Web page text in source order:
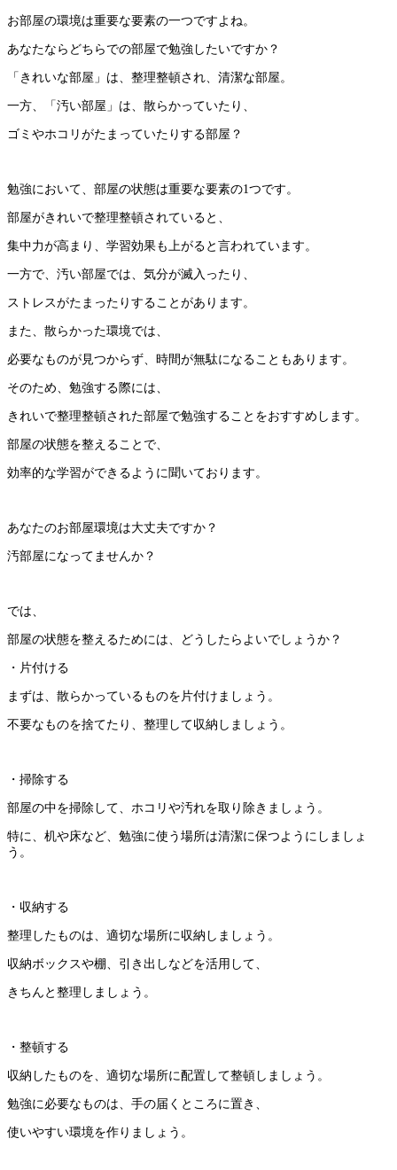
お部屋の環境は重要な要素の一つですよね。
あなたならどちらでの部屋で勉強したいですか？
「きれいな部屋」は、整理整頓され、清潔な部屋。
一方、「汚い部屋」は、散らかっていたり、
ゴミやホコリがたまっていたりする部屋？
勉強において、部屋の状態は重要な要素の1つです。
部屋がきれいで整理整頓されていると、
集中力が高まり、学習効果も上がると言われています。
一方で、汚い部屋では、気分が滅入ったり、
ストレスがたまったりすることがあります。
また、散らかった環境では、
必要なものが見つからず、時間が無駄になることもあります。
そのため、勉強する際には、
きれいで整理整頓された部屋で勉強することをおすすめします。
部屋の状態を整えることで、
効率的な学習ができるように聞いております。
あなたのお部屋環境は大丈夫ですか？
汚部屋になってませんか？
では、
部屋の状態を整えるためには、どうしたらよいでしょうか？
・片付ける
まずは、散らかっているものを片付けましょう。
不要なものを捨てたり、整理して収納しましょう。
・掃除する
部屋の中を掃除して、ホコリや汚れを取り除きましょう。
特に、机や床など、勉強に使う場所は清潔に保つようにしましょ
う。
・収納する
整理したものは、適切な場所に収納しましょう。
収納ボックスや棚、引き出しなどを活用して、
きちんと整理しましょう。
・整頓する
収納したものを、適切な場所に配置して整頓しましょう。
勉強に必要なものは、手の届くところに置き、
使いやすい環境を作りましょう。